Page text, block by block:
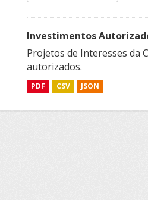
Investimentos
Projetos de Interesses da
autorizados.
PDF CSV JSON